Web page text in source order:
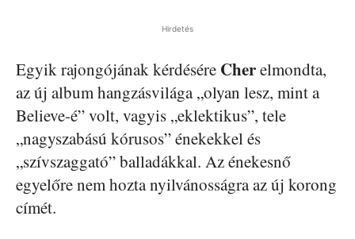
Hirdetés
Egyik rajongójának kérdésére Cherelmondta,
az új album hangzásvilága „olyan lesz, mint a
Believe-é” volt, vagyis „eklektikus”, tele
„nagyszabású kórusos” énekekkel és
„szívszaggató” balladákkal. Az énekesnő
egyelőre nem hozta nyilvánosságra az új korong
címét.